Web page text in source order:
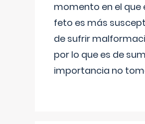
momento en el que
feto es más
de sufrir
por lo que es de
importancia no